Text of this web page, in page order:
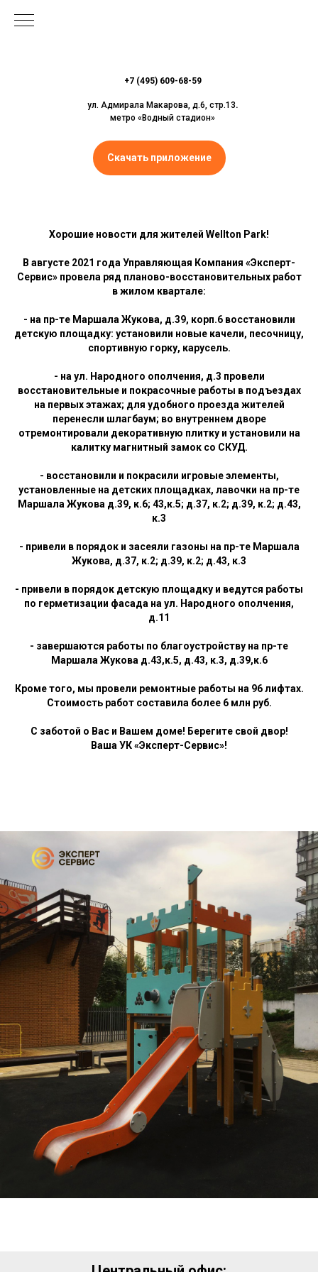
+7 (495) 609-68-59
ул. Адмирала Макарова, д.6, стр.13.
метро «Водный стадион»
Скачать приложение
Хорошие новости для жителей Wellton Park!
В августе 2021 года Управляющая Компания «Эксперт-
Сервис» провела ряд планово-восстановительных работ
в жилом квартале:
- на пр-те Маршала Жукова, д.39, корп.6 восстановили
детскую площадку: установили новые качели, песочницу,
спортивную горку, карусель.
- на ул. Народного ополчения, д.3 провели
восстановительные и покрасочные работы в подъездах
на первых этажах; для удобного проезда жителей
перенесли шлагбаум; во внутреннем дворе
отремонтировали декоративную плитку и установили на
калитку магнитный замок со СКУД.
- восстановили и покрасили игровые элементы,
установленные на детских площадках, лавочки на пр-те
Маршала Жукова д.39, к.6; 43,к.5; д.37, к.2; д.39, к.2; д.43,
к.3
- привели в порядок и засеяли газоны на пр-те Маршала
Жукова, д.37, к.2; д.39, к.2; д.43, к.3
- привели в порядок детскую площадку и ведутся работы
по герметизации фасада на ул. Народного ополчения,
д.11
- завершаются работы по благоустройству на пр-те
Маршала Жукова д.43,к.5, д.43, к.3, д.39,к.6
Кроме того, мы провели ремонтные работы на 96 лифтах.
Стоимость работ составила более 6 млн руб.
С заботой о Вас и Вашем доме! Берегите свой двор!
Ваша УК «Эксперт-Сервис»!